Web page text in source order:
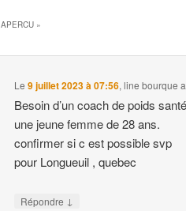
APERCU »
Le9 juillet 2023 à 07:56,line bourque
Besoin d’un coach de poids
une jeune femme de 28 ans.
confirmer si c est possible svp
pour Longueuil , quebec
Répondre ↓